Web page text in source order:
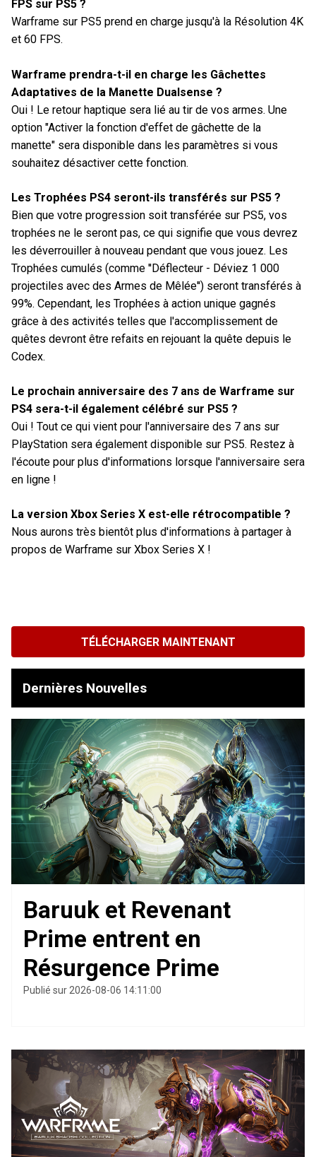
FPS sur PS5 ?
Warframe sur PS5 prend en charge jusqu'à la Résolution 4K
et 60 FPS.
Warframe prendra-t-il en charge les Gâchettes
Adaptatives de la Manette Dualsense ?
Oui ! Le retour haptique sera lié au tir de vos armes. Une
option "Activer la fonction d'effet de gâchette de la
manette" sera disponible dans les paramètres si vous
souhaitez désactiver cette fonction.
Les Trophées PS4 seront-ils transférés sur PS5 ?
Bien que votre progression soit transférée sur PS5, vos
trophées ne le seront pas, ce qui signifie que vous devrez
les déverrouiller à nouveau pendant que vous jouez. Les
Trophées cumulés (comme ''Déflecteur - Déviez 1 000
projectiles avec des Armes de Mêlée'') seront transférés à
99%. Cependant, les Trophées à action unique gagnés
grâce à des activités telles que l'accomplissement de
quêtes devront être refaits en rejouant la quête depuis le
Codex.
Le prochain anniversaire des 7 ans de Warframe sur
PS4 sera-t-il également célébré sur PS5 ?
Oui ! Tout ce qui vient pour l'anniversaire des 7 ans sur
PlayStation sera également disponible sur PS5. Restez à
l'écoute pour plus d'informations lorsque l'anniversaire sera
en ligne !
La version Xbox Series X est-elle rétrocompatible ?
Nous aurons très bientôt plus d'informations à partager à
propos de Warframe sur Xbox Series X !
TÉLÉCHARGER MAINTENANT
Dernières Nouvelles
Baruuk et Revenant
Prime entrent en
Résurgence Prime
Publié sur 2026-08-06 14:11:00